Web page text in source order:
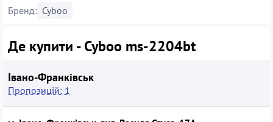
Бренд: Cyboo
Де купити - Cyboo ms-2204bt
Івано-Франківськ
Пропозицій: 1